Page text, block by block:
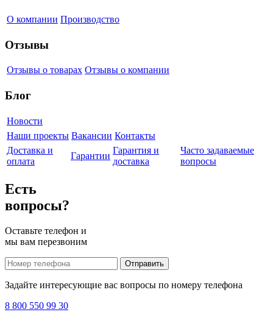
О компании Производство
Отзывы
Отзывы о товарах Отзывы о компании
Блог
Новости
Наши проекты Вакансии Контакты
Доставка и
оплата
Гарантии
Гарантия и
доставка
Часто задаваемые
вопросы
Есть
вопросы?
Оставьте телефон и
мы вам перезвоним
Отправить
Задайте интересующие вас вопросы по номеру телефона
8 800 550 99 30